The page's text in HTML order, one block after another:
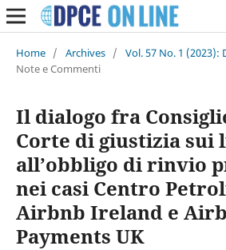
Home / Archives / Vol. 57 No. 1 (2023):
Note e Commenti
Il dialogo fra
Corte di giustizia sui
all’obbligo di rinvio
nei casi Centro
Airbnb Ireland e
Payments UK